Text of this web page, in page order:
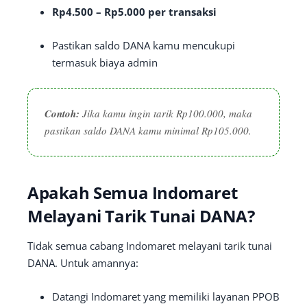
Rp4.500 – Rp5.000 per transaksi
Pastikan saldo DANA kamu mencukupi
termasuk biaya admin
Contoh: Jika kamu ingin tarik Rp100.000, maka
pastikan saldo DANA kamu minimal Rp105.000.
Apakah Semua Indomaret
Melayani Tarik Tunai DANA?
Tidak semua cabang Indomaret melayani tarik tunai
DANA. Untuk amannya:
Datangi Indomaret yang memiliki layanan PPOB